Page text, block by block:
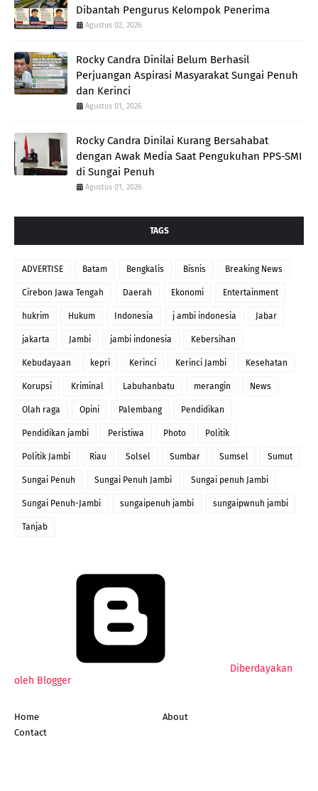
Dibantah Pengurus Kelompok Penerima
Agustus 02, 2026
Rocky Candra Dinilai Belum Berhasil
Perjuangan Aspirasi Masyarakat Sungai Penuh
dan Kerinci
Agustus 01, 2026
Rocky Candra Dinilai Kurang Bersahabat
dengan Awak Media Saat Pengukuhan PPS-SMI
di Sungai Penuh
Agustus 01, 2026
TAGS
ADVERTISE Batam Bengkalis Bisnis Breaking News
Cirebon Jawa Tengah Daerah Ekonomi Entertainment
hukrim Hukum Indonesia j ambi indonesia Jabar
jakarta Jambi jambi indonesia Kebersihan
Kebudayaan kepri Kerinci Kerinci Jambi Kesehatan
Korupsi Kriminal Labuhanbatu merangin News
Olah raga Opini Palembang Pendidikan
Pendidikan jambi Peristiwa Photo Politik
Politik Jambi Riau Solsel Sumbar Sumsel Sumut
Sungai Penuh Sungai Penuh Jambi Sungai penuh Jambi
Sungai Penuh-Jambi sungaipenuh jambi sungaipwnuh jambi
Tanjab
Diberdayakan
oleh Blogger
Home
About
Contact